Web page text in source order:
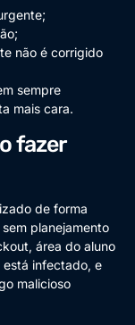
não é corrigido
sempre
mais cara.
fazer
de forma
planejamento
área do aluno
está infectado, e
malicioso